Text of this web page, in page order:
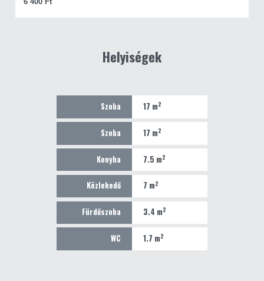
Helyiségek
Szoba 17 m2
Szoba 17 m2
Konyha 7.5 m2
Közlekedő 7 m2
Fürdőszoba 3.4 m2
WC 1.7 m2